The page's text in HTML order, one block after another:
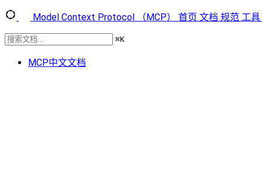
Model Context Protocol （MCP） 首页 文档 规范 工具
⌘K
MCP中文文档